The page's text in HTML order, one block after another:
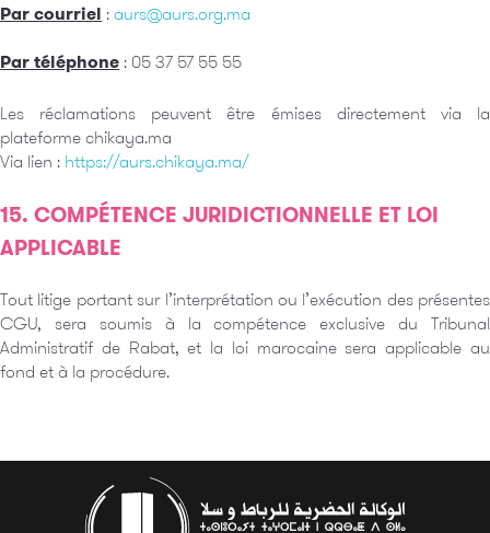
Par courriel :aurs@aurs.org.ma
Par téléphone : 05 37 57 55 55
Les réclamations peuvent être émises directement via la
plateforme chikaya.ma
Via lien : https://aurs.chikaya.ma/
15. COMPÉTENCE JURIDICTIONNELLE ET LOI
APPLICABLE
Tout litige portant sur l’interprétation ou l’exécution des présentes
CGU, sera soumis à la compétence exclusive du Tribunal
Administratif de Rabat, et la loi marocaine sera applicable au
fond et à la procédure.